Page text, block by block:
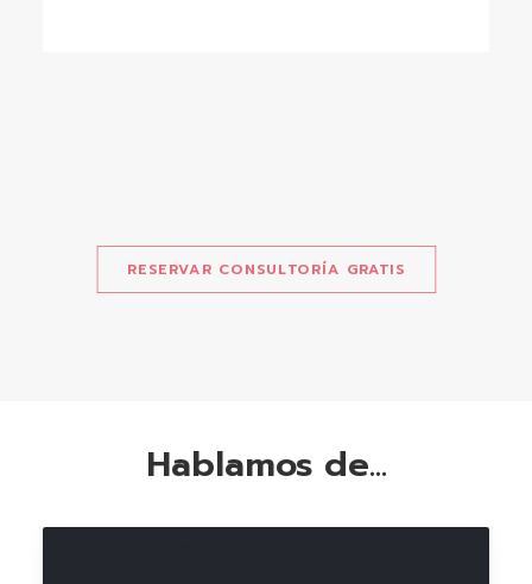
RESERVAR CONSULTORÍA GRATIS
Hablamos de...